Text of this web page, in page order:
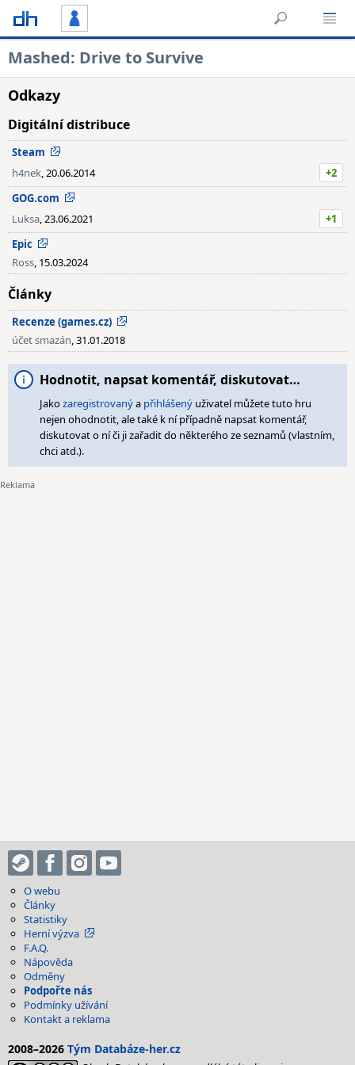
Mashed: Drive to Survive
Odkazy
Digitální distribuce
Steam
h4nek, 20.06.2014
+2
GOG.com
Luksa, 23.06.2021
+1
Epic
Ross, 15.03.2024
Články
Recenze (games.cz)
účet smazán, 31.01.2018
Hodnotit, napsat komentář, diskutovat…
Jakozaregistrovanýa přihlášený uživatel můžete tuto hru
nejen ohodnotit, ale také k ní případně napsat komentář,
diskutovat o ní či ji zařadit do některého ze seznamů (vlastním,
chci atd.).
O webu
Články
Statistiky
Herní výzva
F.A.Q.
Nápověda
Odměny
Podpořte nás
Podmínky užívání
Kontakt a reklama
2008–2026 Tým Databáze-her.cz